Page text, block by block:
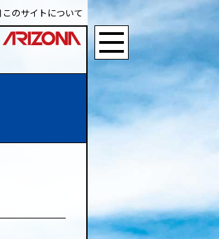
このサイトについて